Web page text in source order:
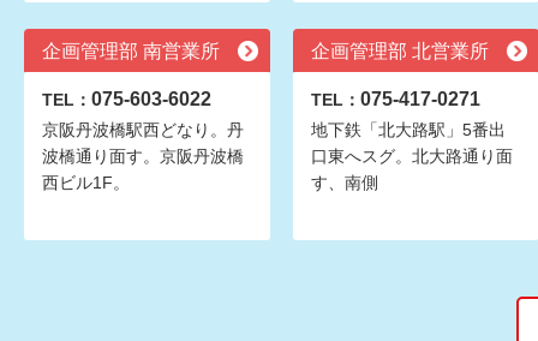
企画管理部 南営業所
TEL： 075-603-6022
京阪丹波橋駅西どなり。丹
波橋通り面す。京阪丹波橋
西ビル1F。
企画管理部 北営業所
TEL： 075-417-0271
地下鉄「北大路駅」5番出
口東へスグ。北大路通り面
す、南側